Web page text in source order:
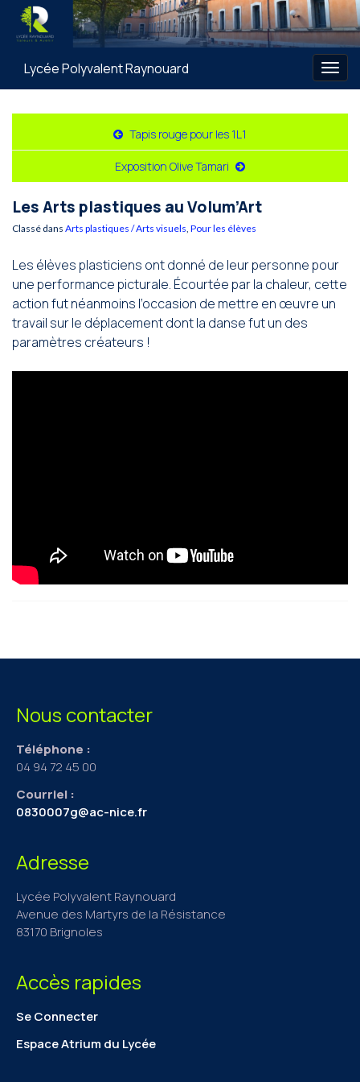
Lycée Polyvalent Raynouard
Tapis rouge pour les 1L1
Exposition Olive Tamari
Les Arts plastiques au Volum’Art
Classé dans Arts plastiques / Arts visuels Pour les élèves
Les élèves plasticiens ont donné de leur personne pour
une performance picturale. Écourtée par la chaleur, cette
action fut néanmoins l’occasion de mettre en œuvre un
travail sur le déplacement dont la danse fut un des
paramètres créateurs !
Nous contacter
Téléphone :
04 94 72 45 00
Courriel :
0830007g@ac-nice.fr
Adresse
Lycée Polyvalent Raynouard
Avenue des Martyrs de la Résistance
83170 Brignoles
Accès rapides
Se Connecter
Espace Atrium du Lycée